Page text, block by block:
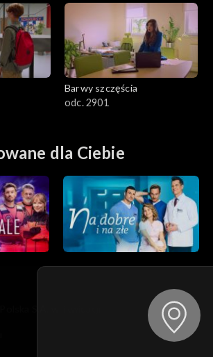
Barwy szczęścia
odc. 2901
dla Ciebie